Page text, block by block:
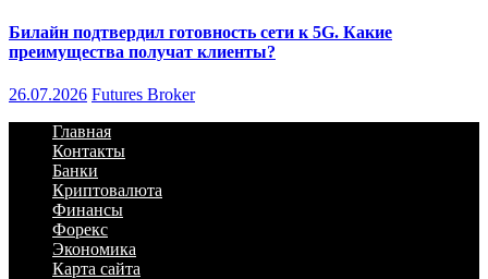
Билайн подтвердил готовность сети к 5G. Какие
преимущества получат клиенты?
26.07.2026 Futures Broker
Главная
Контакты
Банки
Криптовалюта
Финансы
Форекс
Экономика
Карта сайта